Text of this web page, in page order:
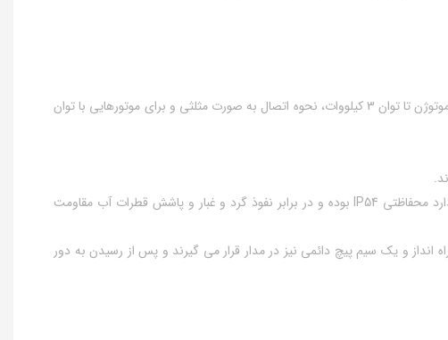
●نحوه اتصال و سربندی الکتروموتورموتوژن تک فازخازن استارت کلاچ دار)2اسب1.5 کیلووات پوسته آلومینیوم به طور کلی برای الکتروموتورهای موتوژن تا توان 3 کیلووات، نحوه اتصال به صورت مثلثی و برای موتورهایی با توان
●تمامی انواع الکتروموتورموتوژن از جمله الکتروموتور موتوژن تک فازخازن استارت (کلاچ دار) 2اسب 1.5کیلووات پوسته آلومینیوم دارای استاندارد محفاظتی IP54 بوده و در برابر نفوذ گرد و غبار و پاشش قطرات آب مقاومت
انداز و یک سیم پیچ دائمی نیز در مدار قرار می گیرند و پس از رسیدن به دور